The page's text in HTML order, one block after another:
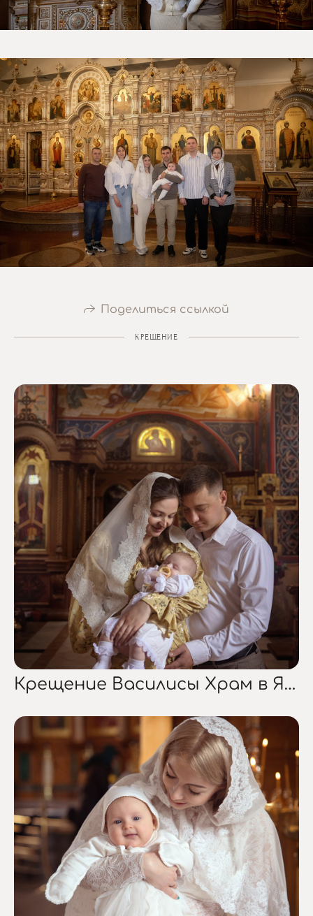
Поделиться ссылкой
КРЕЩЕНИЕ
Крещение Василисы Храм в Ямном